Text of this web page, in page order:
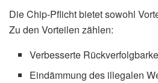
Die Chip-Pflicht bietet sowohl
Zu den Vorteilen zählen:
Verbesserte
Eindämmung des illegalen